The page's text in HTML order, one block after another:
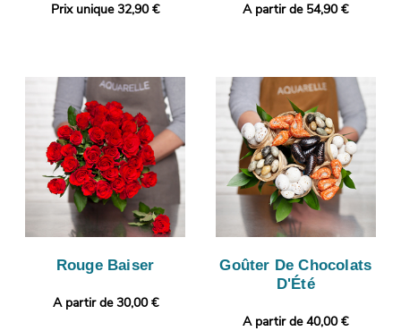
Prix unique 32,90 € A partir de 54,90 €
Rouge Baiser
A partir de 30,00 €
Goûter De Chocolats
D'Été
A partir de 40,00 €